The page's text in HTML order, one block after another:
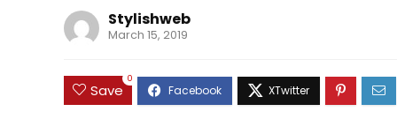
Stylishweb
March 15, 2019
Save
0